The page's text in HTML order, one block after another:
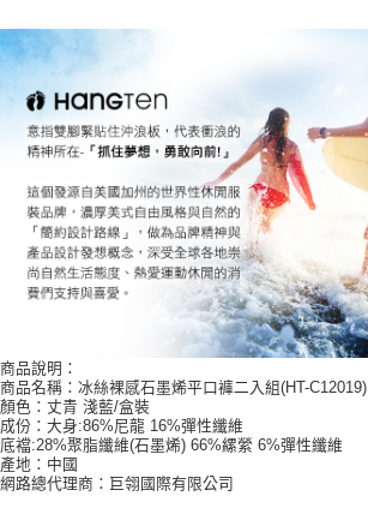
商品說明：
商品名稱：冰絲裸感石墨烯平口褲二入組(HT-C12019)
顏色：丈青 淺藍/盒裝
成份：大身:86%尼龍 16%彈性纖維
底襠:28%聚脂纖維(石墨烯) 66%縲縈 6%彈性纖維
產地：中國
網路總代理商：巨翎國際有限公司